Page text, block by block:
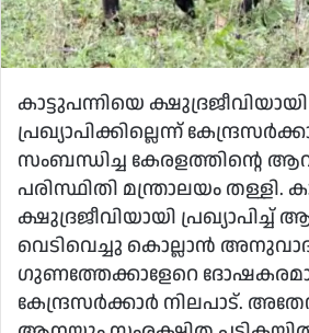
കാട്ടുപന്നിയെ ക്ഷുദ്രജീവിയായി
പ്രഖ്യാപിക്കില്ലെന്ന്
സംബന്ധിച്ച കേരളത്തിന്റെ
പരിസ്ഥിതി മന്ത്രാലയം തള്ളി.
ക്ഷുദ്രജീവിയായി പ്രഖ്യാപിച്ച്
വെടിവെച്ചു കൊല്ലാന്‍
ഗുണത്തേക്കാളേറെ
കേന്ദ്രസര്‍ക്കാര്‍ നിലപാട്.